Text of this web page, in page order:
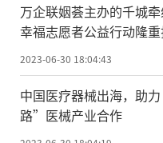
万企联姻荟主办的千城
幸福志愿者公益行动隆
2023-06-30 18:04:43
中国医疗器械出海，助
路”医械产业合作